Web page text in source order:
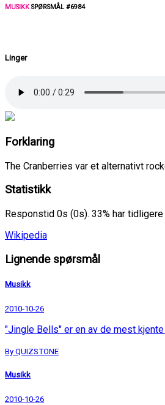
MUSIKKSPØRSMÅL #6984
Linger
Forklaring
The Cranberries var et alternativt
Statistikk
Responstid 0s (0s). 33% har
Wikipedia
Lignende spørsmål
Musikk
2010-10-26
"Jingle Bells" er en av de mest
By QUIZSTONE
Musikk
2010-10-26